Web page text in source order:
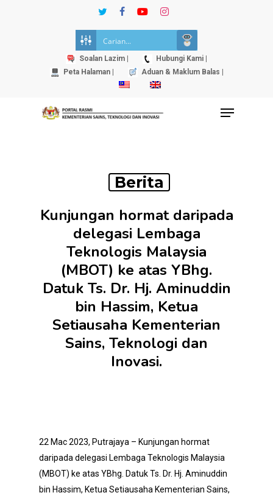
twitterfacebookyoutubeinstagram
Soalan Lazim |
Hubungi Kami |
Peta Halaman |
Aduan & Maklum Balas |
Menu
Berita
Kunjungan hormat daripada
delegasi Lembaga
Teknologis Malaysia
(MBOT) ke atas YBhg.
Datuk Ts. Dr. Hj. Aminuddin
bin Hassim, Ketua
Setiausaha Kementerian
Sains, Teknologi dan
Inovasi.
22 Mac 2023, Putrajaya – Kunjungan hormat
daripada delegasi Lembaga Teknologis Malaysia
(MBOT) ke atas YBhg. Datuk Ts. Dr. Hj. Aminuddin
bin Hassim, Ketua Setiausaha Kementerian Sains,